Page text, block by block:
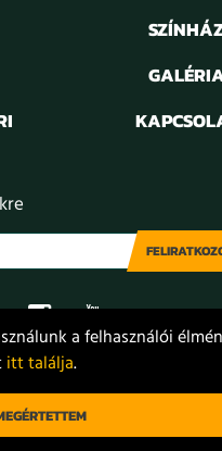
Projektek
Zsigmond Színház
a felhasználói
itt találja.